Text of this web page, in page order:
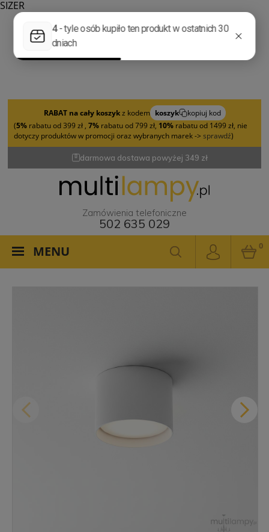
RABAT na cały koszykz kodem koszyk
kopiuj kod
(5% rabatu od 399 zł , 7% rabatu od 799 zł, 10% rabatu od 1499 zł, nie
dotyczy produktów w promocji oraz wybranych marek -> sprawdź)
darmowa dostawa powyżej 349 zł
Zamówienia telefoniczne
502 635 029
MENU 0
SIZER